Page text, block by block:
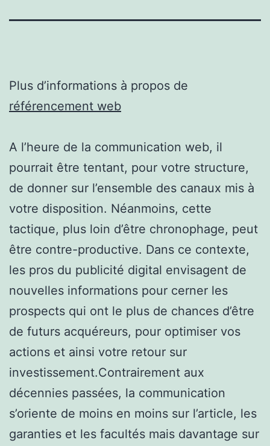
Plus d’informations à propos de
référencement web
A l’heure de la communication web, il
pourrait être tentant, pour votre structure,
de donner sur l’ensemble des canaux mis à
votre disposition. Néanmoins, cette
tactique, plus loin d’être chronophage, peut
être contre-productive. Dans ce contexte,
les pros du publicité digital envisagent de
nouvelles informations pour cerner les
prospects qui ont le plus de chances d’être
de futurs acquéreurs, pour optimiser vos
actions et ainsi votre retour sur
investissement.Contrairement aux
décennies passées, la communication
s’oriente de moins en moins sur l’article, les
garanties et les facultés mais davantage sur